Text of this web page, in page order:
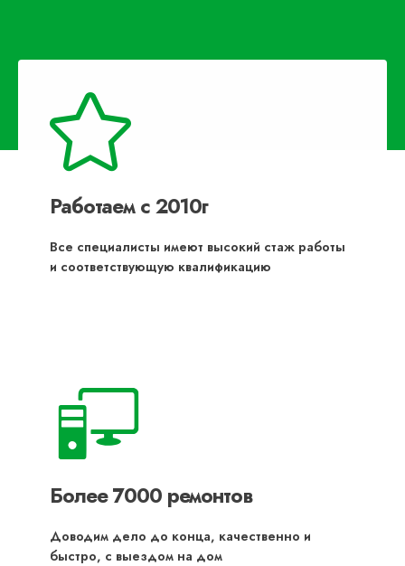
Работаем с 2010г
Все специалисты имеют высокий стаж работы
и соответствующую квалификацию
Более 7000 ремонтов
Доводим дело до конца, качественно и
быстро, с выездом на дом